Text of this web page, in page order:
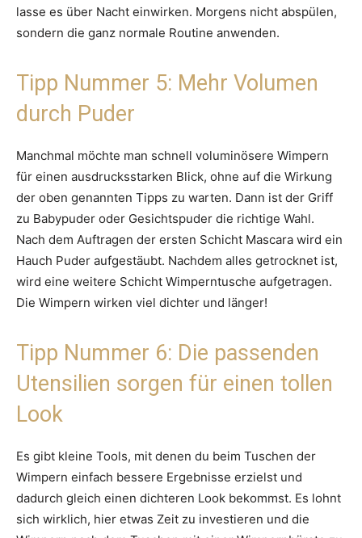
lasse es über Nacht einwirken. Morgens nicht abspülen,
sondern die ganz normale Routine anwenden.
Tipp Nummer 5: Mehr Volumen
durch Puder
Manchmal möchte man schnell voluminösere Wimpern
für einen ausdrucksstarken Blick, ohne auf die Wirkung
der oben genannten Tipps zu warten. Dann ist der Griff
zu Babypuder oder Gesichtspuder die richtige Wahl.
Nach dem Auftragen der ersten Schicht Mascara wird ein
Hauch Puder aufgestäubt. Nachdem alles getrocknet ist,
wird eine weitere Schicht Wimperntusche aufgetragen.
Die Wimpern wirken viel dichter und länger!
Tipp Nummer 6: Die passenden
Utensilien sorgen für einen tollen
Look
Es gibt kleine Tools, mit denen du beim Tuschen der
Wimpern einfach bessere Ergebnisse erzielst und
dadurch gleich einen dichteren Look bekommst. Es lohnt
sich wirklich, hier etwas Zeit zu investieren und die